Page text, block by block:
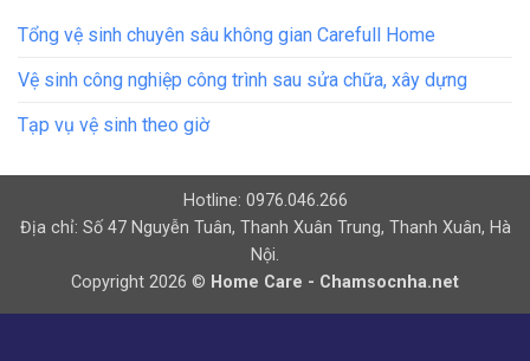
Tổng vệ sinh chuyên sâu không gian Carefull Home
Vệ sinh công nghiệp công trình sau sửa chữa, xây dựng
Tạp vụ vệ sinh theo giờ
Hotline: 0976.046.266
Địa chỉ: Số 47 Nguyễn Tuân, Thanh Xuân Trung, Thanh Xuân, Hà
Nội.
Copyright 2026 © Home Care - Chamsocnha.net